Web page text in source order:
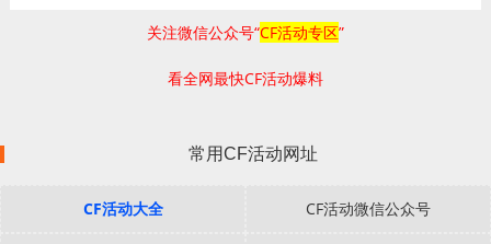
关注微信公众号“CF活动专区”
看全网最快CF活动爆料
常用CF活动网址
CF活动大全 CF活动微信公众号